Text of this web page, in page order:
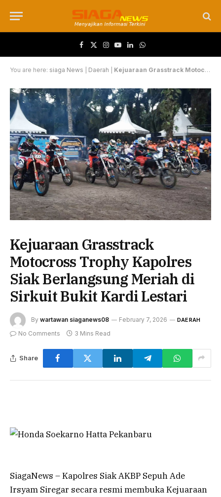
Facebook
X (Twitter)
Instagram
YouTube
LinkedInWhatsApp
You are here: siaga News Daerah Kejuaraan Grasstrack Motocross Trophy Kapolres Siak Berlangsung Meriah di Sirkuit Bukit Kardi Lestari
Kejuaraan Grasstrack
Motocross Trophy Kapolres
Siak Berlangsung Meriah di
Sirkuit Bukit Kardi Lestari
By wartawan siaganews08 February 7, 2026 DAERAH
No Comments 3 Mins Read
Share
SiagaNews – Kapolres Siak AKBP Sepuh Ade
Irsyam Siregar secara resmi membuka Kejuaraan